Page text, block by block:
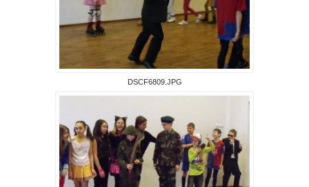
DSCF6809.JPG